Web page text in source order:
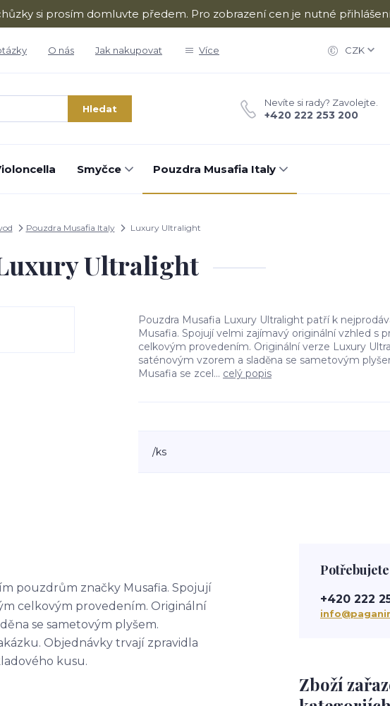
si prosím domluvte předem. Pro zobrazení cen je nutné
O nás Jak nakupovat Více CZK
Hledat
Nevíte si rady? Zavolejte.
+420 222 253 200
Smyčce Pouzdra Musafia Italy
Pouzdra Musafia Italy Luxury Ultralight
Ultralight
Pouzdra Musafia Luxury Ultralight patří k
Musafia. Spojují velmi zajímavý originální vzhled s
celkovým provedením. Originální verze Luxury
saténovým vzorem a sladěna se sametovým
Musafia se zcel... celý popis
/ks
pouzdrům značky Musafia. Spojují
celkovým provedením. Originální
se sametovým plyšem.
Objednávky trvají zpravidla
kusu.
Zboží
+420 222